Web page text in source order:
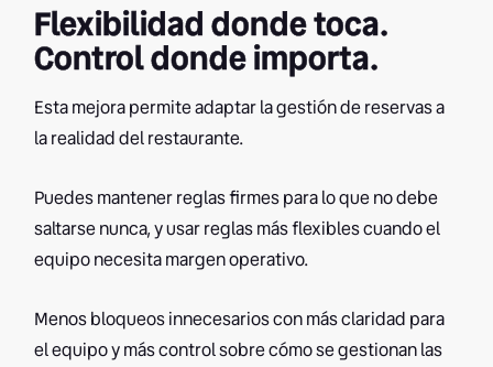
Flexibilidad donde toca.
Control donde importa.
Esta mejora permite adaptar la gestión de reservas a
la realidad del restaurante.
Puedes mantener reglas firmes para lo que no debe
saltarse nunca, y usar reglas más flexibles cuando el
equipo necesita margen operativo.
Menos bloqueos innecesarios con más claridad para
el equipo y más control sobre cómo se gestionan las